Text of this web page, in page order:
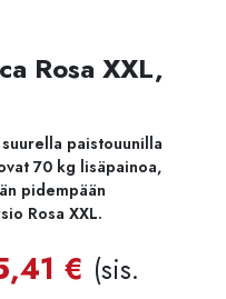
Rosa XXL,
paistouunilla
70 kg lisäpainoa,
pidempään
Rosa XXL.
€ (sis.